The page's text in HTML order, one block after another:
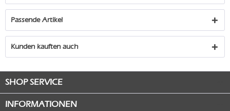
Passende Artikel
Kunden kauften auch
SHOP SERVICE
INFORMATIONEN